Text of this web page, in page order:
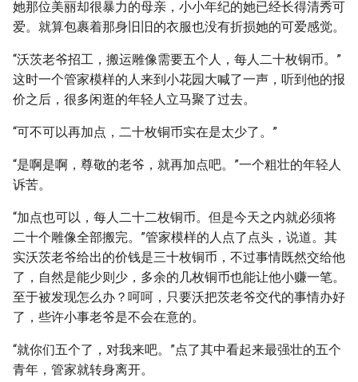
她那位美丽却很暴力的母亲，小小年纪的她已经长得清秀可
爱。就算包裹着那身旧旧的衣服也没有折损她的可爱感觉。
“沃茨老爷招工，搬运雕像需要五个人，每人二十枚铜币。”
这时一个管家模样的人来到小花园大喊了一声，听到他的报
价之后，很多闲逛的年轻人立马聚了过去。
“可不可以再加点，二十枚铜币实在是太少了。”
“是啊是啊，尊敬的老爷，就再加点吧。”一个粗壮的年轻人
诉苦。
“加点也可以，每人二十二枚铜币。但是今天之内就必须将
二十个雕像全部搬完。”管家模样的人点了点头，说道。其
实沃茨老爷给出的价钱是三十枚铜币，不过事情既然交给他
了，自然是能少则少，多余的几枚铜币也能让他小赚一笔。
至于被发现怎么办？呵呵，只要沃把茨老爷交代的事情办好
了，些许小事老爷是不会在意的。
“就你们五个了，对我来吧。”点了其中看起来最强壮的五个
青年，管家就转身离开。